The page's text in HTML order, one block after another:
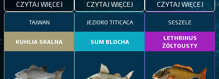
CZYTAJ WIĘCEJ CZYTAJ WIĘCEJ CZYTAJ WIĘCEJ
TAJWAN
KUHLIA SKALNA
JEZIORO TITICACA
SUM BLOCHA
SESZELE
LETHRINUS
ŻÓŁTOUSTY